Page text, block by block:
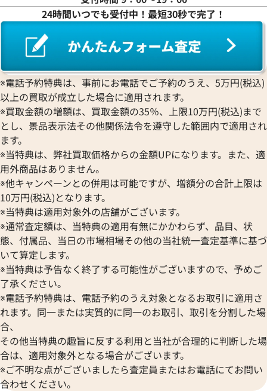
イマー オートマティック
格
日時点の参考買取価格です
373,000円
※2024年6月27日時点の参考
エベラール
EBEL
エベル
EPOS
Hermes
エルメス
OMEGA
オメガ
ORIENT
オリエント
ORIS
オリス
Audemars Piguet
オーデマ ピゲ
Vacheron Constantin
ヴァシュロン・コンスタンタン
Van Cleef & Arpels
ヴァンクリーフ＆アーペル
Versace
ヴェルサーチ
Wempe
CORUM
コルム
Concord
コンコルド
ジャケ・ドロー
Girard-Perregaux
ジラール・ペルゴ
Sinn
ジン
STOWA
ストーヴァ
SEIKO
セイコー
CENTURY
センチュリー
ZENITH
ゼニス
BOUCHERON
ブシュロン
BREITLING
ブライトリング
Blancpain
ブランパン
BVLGARI
ブルガリ
Breguet
ブレゲ
BULOVA
ブローバ
Bell & Ross
ベル＆ロス
BAUME＆MERCIER
ボーム＆メルシエ
BALL Watch
ボール ウォッチ
ロレックス
LONGINES
ロンジン
24時間いつでも受付中！最短30秒で完了！
※電話予約特典は、事前にお電話でご予約のうえ、5万円(税込)
以上の買取が成立した場合に適用されます。
※買取金額の増額は、買取金額の35％、上限10万円(税込)まで
とし、景品表示法その他関係法令を遵守した範囲内で適用され
ます。
※当特典は、弊社買取価格からの金額UPになります。また、適
用外商品はありません。
※他キャンペーンとの併用は可能ですが、増額分の合計上限は
10万円(税込)となります。
※当特典は適用対象外の店舗がございます。
※通常査定額は、当特典の適用有無にかかわらず、品目、状
態、付属品、当日の市場相場その他の当社統一査定基準に基づ
いて算定します。
※当特典は予告なく終了する可能性がございますので、予めご
了承ください。
※電話予約特典は、電話予約のうえ対象となるお取引に適用さ
れます。同一または実質的に同一のお取引、取引を分割した場
合、
その他当特典の趣旨に反する利用と当社が合理的に判断した場
合は、適用対象外となる場合がございます。
※ご不明な点がございましたら査定員またはお電話にてお問い
合わせください。